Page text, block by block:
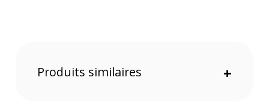
Caractéristiques du pack de filtres ND DJI pour Avata
Produits similaires +